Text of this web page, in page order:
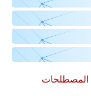
المصطلحات